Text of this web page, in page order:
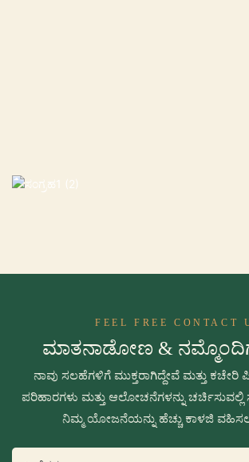
FEEL FREE CONTACT
ಮಾತನಾಡೋಣ &
ನಾವು ಸಲಹೆಗಳಿಗೆ ಮುಕ್ತರಾಗಿದ್ದೇವೆ ಮತ್ತು
ಪರಿಹಾರಗಳು ಮತ್ತು ಆಲೋಚನೆಗಳನ್ನು ಚರ್ಚಿಸುವಲ್ಲಿ
ನಿಮ್ಮ ಯೋಜನೆಯನ್ನು ಹೆಚ್ಚು ಕಾಳಜಿ